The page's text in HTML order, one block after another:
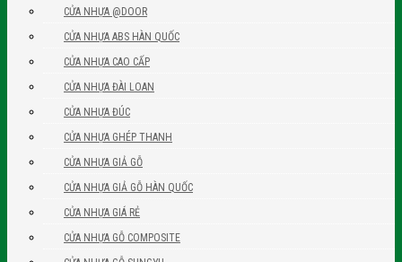
CỬA NHỰA @DOOR
CỬA NHỰA ABS HÀN QUỐC
CỬA NHỰA CAO CẤP
CỬA NHỰA ĐÀI LOAN
CỬA NHỰA ĐÚC
CỬA NHỰA GHÉP THANH
CỬA NHỰA GIẢ GỖ
CỬA NHỰA GIẢ GỖ HÀN QUỐC
CỬA NHỰA GIÁ RẺ
CỬA NHỰA GỖ COMPOSITE